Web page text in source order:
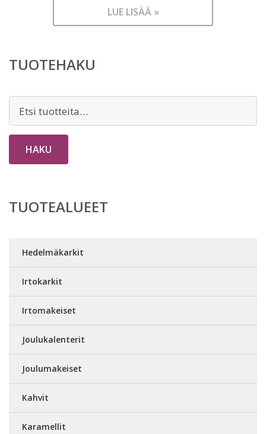
LUE LISÄÄ »
TUOTEHAKU
HAKU
TUOTEALUEET
Hedelmäkarkit
Irtokarkit
Irtomakeiset
Joulukalenterit
Joulumakeiset
Kahvit
Karamellit